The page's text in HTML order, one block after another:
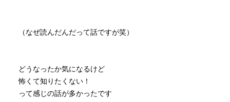
（なぜ読んだんだって話ですが笑）
どうなったか気になるけど
怖くて知りたくない！
って感じの話が多かったです